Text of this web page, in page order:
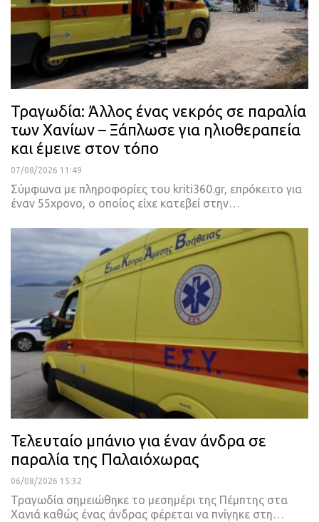
Τραγωδία: Άλλος ένας νεκρός σε παραλία
των Χανίων – Ξάπλωσε για ηλιοθεραπεία
και έμεινε στον τόπο
07/08/2026 11:49
Σύμφωνα με πληροφορίες του kriti360.gr, επρόκειτο για
έναν 55χρονο, ο οποίος είχε κατεβεί στην…
Τελευταίο μπάνιο για έναν άνδρα σε
παραλία της Παλαιόχωρας
06/08/2026 15:32
Τραγωδία σημειώθηκε το μεσημέρι της Πέμπτης στα
Χανιά καθώς ένας άνδρας φέρεται να πνίγηκε στη…